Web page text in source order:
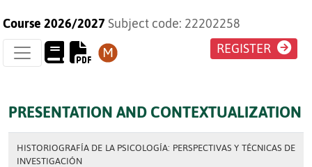
Course 2026/2027 Subject code: 22202258
REGISTER
PRESENTATION AND CONTEXTUALIZATION
HISTORIOGRAFÍA DE LA PSICOLOGÍA: PERSPECTIVAS Y TÉCNICAS DE
INVESTIGACIÓN